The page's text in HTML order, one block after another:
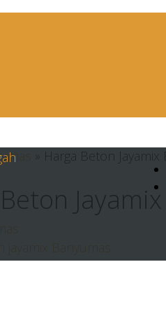
Harga Beton Jayamix